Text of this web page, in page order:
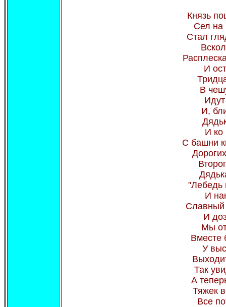
Князь
Сел на
Стал
И
В
И,
И ко
С башни
"Лебедь
И
Славный
И
Мы
Вместе
У
Так
А
Тяжек
Все